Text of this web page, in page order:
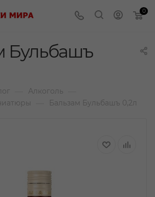
0
Бульбашъ
Алкоголь
Бальзам Бульбашъ 0,2л